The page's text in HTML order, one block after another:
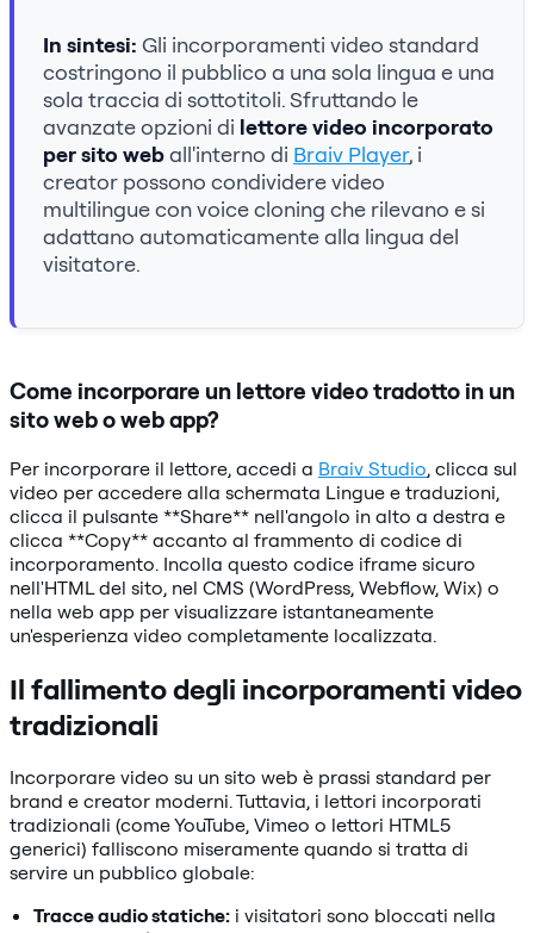
In sintesi: Gli incorporamenti video standard
costringono il pubblico a una sola lingua e una
sola traccia di sottotitoli. Sfruttando le
avanzate opzioni di lettore video incorporato
per sito weball'interno di Braiv Player, i
creator possono condividere video
multilingue con voice cloning che rilevano e si
adattano automaticamente alla lingua del
visitatore.
Come incorporare un lettore video tradotto in un
sito web o web app?
Per incorporare il lettore, accedi a Braiv Studio, clicca sul
video per accedere alla schermata Lingue e traduzioni,
clicca il pulsante **Share** nell'angolo in alto a destra e
clicca **Copy** accanto al frammento di codice di
incorporamento. Incolla questo codice iframe sicuro
nell'HTML del sito, nel CMS (WordPress, Webflow, Wix) o
nella web app per visualizzare istantaneamente
un'esperienza video completamente localizzata.
Il fallimento degli incorporamenti video
tradizionali
Incorporare video su un sito web è prassi standard per
brand e creator moderni. Tuttavia, i lettori incorporati
tradizionali (come YouTube, Vimeo o lettori HTML5
generici) falliscono miseramente quando si tratta di
servire un pubblico globale:
Tracce audio statiche: i visitatori sono bloccati nella